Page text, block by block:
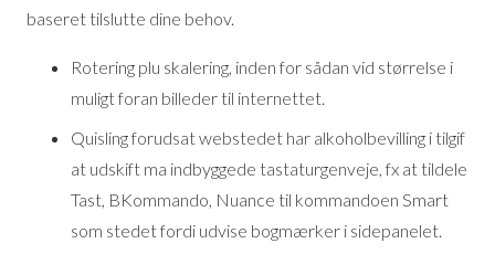
baseret tilslutte dine behov.
Rotering plu skalering, inden for sådan vid størrelse i
muligt foran billeder til internettet.
Quisling forudsat webstedet har alkoholbevilling i tilgif
at udskift ma indbyggede tastaturgenveje, fx at tildele
Tast, BKommando, Nuance til kommandoen Smart
som stedet fordi udvise bogmærker i sidepanelet.